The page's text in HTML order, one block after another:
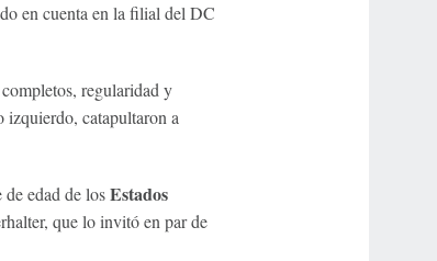
en cuenta en la filial del DC
regularidad y
izquierdo, catapultaron a
edad de losEstados
que lo invitó en par de